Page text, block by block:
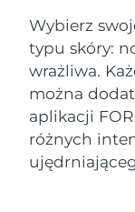
Wybierz
typu skóry:
wrażliwa.
można
aplikacji
różnych